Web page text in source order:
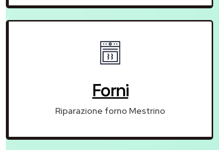
Forni
Riparazione forno Mestrino